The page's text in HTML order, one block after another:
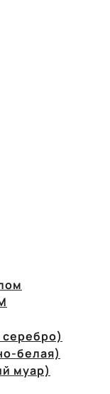
белая)
муар)